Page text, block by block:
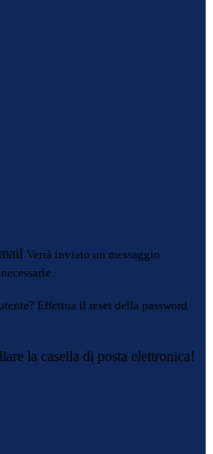
Verrà inviato un messaggio
Effettua il reset della password
la casella di posta elettronica!